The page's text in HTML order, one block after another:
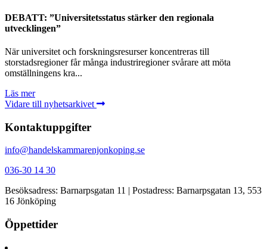
DEBATT: ”Universitetsstatus stärker den regionala
utvecklingen”
När universitet och forskningsresurser koncentreras till
storstadsregioner får många industriregioner svårare att möta
omställningens kra...
Läs mer
Vidare till nyhetsarkivet
Kontaktuppgifter
info@handelskammarenjonkoping.se
036-30 14 30
Besöksadress: Barnarpsgatan 11 | Postadress: Barnarpsgatan 13, 553
16 Jönköping
Öppettider